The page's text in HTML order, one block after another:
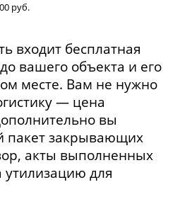
руб.
входит бесплатная
вашего объекта и его
месте. Вам не нужно
— цена
вы
пакет закрывающих
акты выполненных
утилизацию для